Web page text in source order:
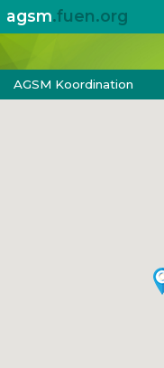
agsm.fuen.org